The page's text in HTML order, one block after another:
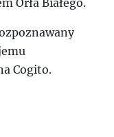
Orła Białego.
Cogito.